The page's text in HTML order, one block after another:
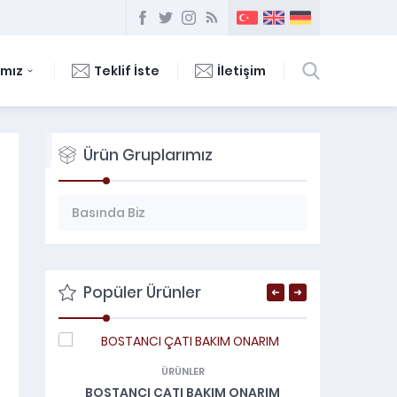
Teklif İste İletişim
Ürün Gruplarımız
Basında Biz
Çözüm Ortaklarımımız / Markalar
Ekibimiz
İletişim
Popüler Ürünler
ÜRÜNLER
BOSTANCI ÇATI BAKIM ONARIM